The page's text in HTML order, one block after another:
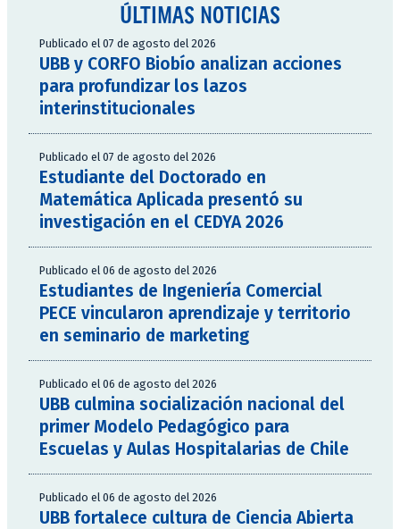
ÚLTIMAS NOTICIAS
Publicado el 07 de agosto del 2026
UBB y CORFO Biobío analizan acciones
para profundizar los lazos
interinstitucionales
Publicado el 07 de agosto del 2026
Estudiante del Doctorado en
Matemática Aplicada presentó su
investigación en el CEDYA 2026
Publicado el 06 de agosto del 2026
Estudiantes de Ingeniería Comercial
PECE vincularon aprendizaje y territorio
en seminario de marketing
Publicado el 06 de agosto del 2026
UBB culmina socialización nacional del
primer Modelo Pedagógico para
Escuelas y Aulas Hospitalarias de Chile
Publicado el 06 de agosto del 2026
UBB fortalece cultura de Ciencia Abierta